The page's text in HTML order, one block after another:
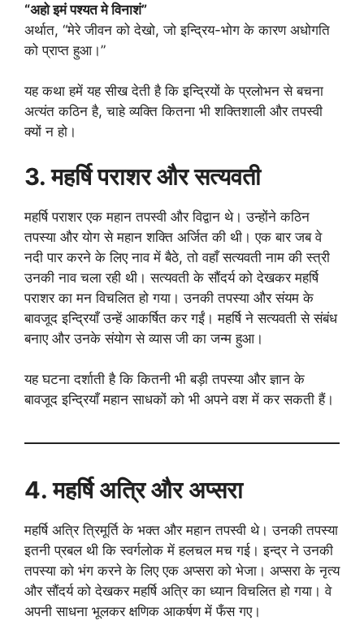
“अहो इमं पश्यत मे विनाशं”
अर्थात, “मेरे जीवन को देखो, जो इन्द्रिय-भोग के कारण अधोगति
को प्राप्त हुआ।”
यह कथा हमें यह सीख देती है कि इन्द्रियों के प्रलोभन से बचना
अत्यंत कठिन है, चाहे व्यक्ति कितना भी शक्तिशाली और तपस्वी
क्यों न हो।
3. महर्षि पराशर और सत्यवती
महर्षि पराशर एक महान तपस्वी और विद्वान थे। उन्होंने कठिन
तपस्या और योग से महान शक्ति अर्जित की थी। एक बार जब वे
नदी पार करने के लिए नाव में बैठे, तो वहाँ सत्यवती नाम की स्त्री
उनकी नाव चला रही थी। सत्यवती के सौंदर्य को देखकर महर्षि
पराशर का मन विचलित हो गया। उनकी तपस्या और संयम के
बावजूद इन्द्रियाँ उन्हें आकर्षित कर गईं। महर्षि ने सत्यवती से संबंध
बनाए और उनके संयोग से व्यास जी का जन्म हुआ।
यह घटना दर्शाती है कि कितनी भी बड़ी तपस्या और ज्ञान के
बावजूद इन्द्रियाँ महान साधकों को भी अपने वश में कर सकती हैं।
4. महर्षि अत्रि और अप्सरा
महर्षि अत्रि त्रिमूर्ति के भक्त और महान तपस्वी थे। उनकी तपस्या
इतनी प्रबल थी कि स्वर्गलोक में हलचल मच गई। इन्द्र ने उनकी
तपस्या को भंग करने के लिए एक अप्सरा को भेजा। अप्सरा के नृत्य
और सौंदर्य को देखकर महर्षि अत्रि का ध्यान विचलित हो गया। वे
अपनी साधना भूलकर क्षणिक आकर्षण में फँस गए।